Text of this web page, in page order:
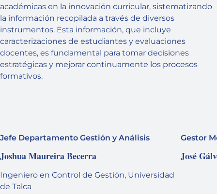
académicas en la innovación curricular, sistematizando
la información recopilada a través de diversos
instrumentos. Esta información, que incluye
caracterizaciones de estudiantes y evaluaciones
docentes, es fundamental para tomar decisiones
estratégicas y mejorar continuamente los procesos
formativos.
Jefe Departamento Gestión y Análisis
Joshua Maureira Becerra
Ingeniero en Control de Gestión, Universidad
de Talca
Gestor
José